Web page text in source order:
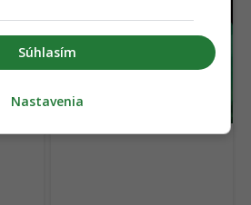
OFICIÁLNE: Matrix
dostane nový film,
hlavná hviezda sa
Súhlasím
Nastavenia